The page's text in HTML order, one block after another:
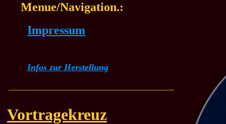
Menue/Navigation.:
Impressum
Infos zur Herstellung
Vortragekreuz